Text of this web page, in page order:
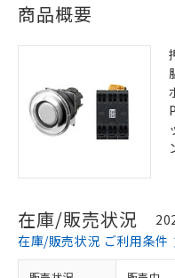
商品概要
在庫/販売状況
在庫/販売状況 ご利用条件